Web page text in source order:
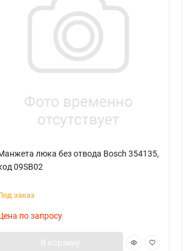
люка без отвода Bosch 354135,
09SB02
заказ
по запросу
В корзину